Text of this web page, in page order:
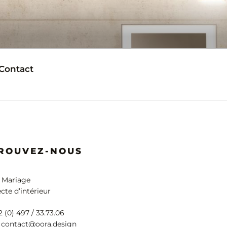
NOUS
d’intérieur
(0) 497 / 33.73.06
contact@oora.design